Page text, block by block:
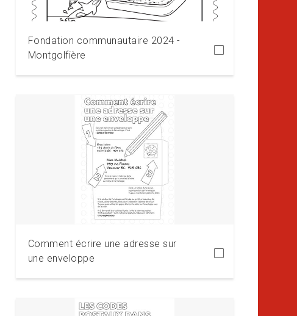
Fondation communautaire 2024 -
Montgolfière
Télécharger
Comment écrire une adresse sur
une enveloppe